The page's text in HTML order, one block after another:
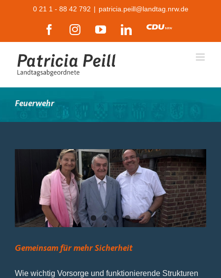
0 21 1 - 88 42 792 | patricia.peill@landtag.nrw.de
FacebookInstagramYouTubeLinkedIn
CDU
Feuerwehr
Gemeinsam für mehr Sicherheit
Wie wichtig Vorsorge und funktionierende Strukturen